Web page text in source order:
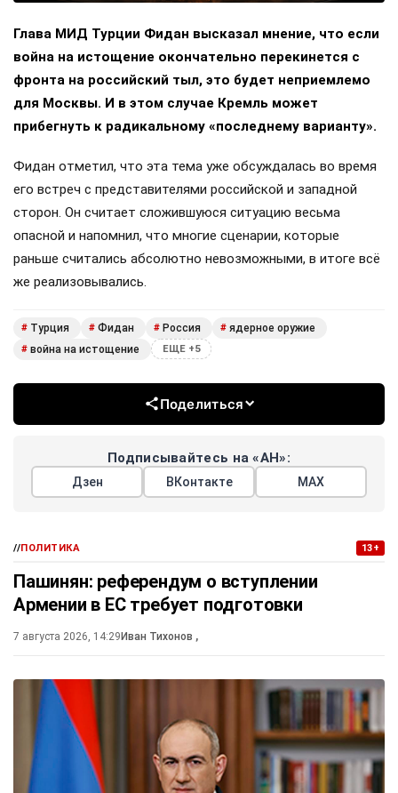
Глава МИД Турции Фидан высказал мнение, что если
война на истощение окончательно перекинется с
фронта на российский тыл, это будет неприемлемо
для Москвы. И в этом случае Кремль может
прибегнуть к радикальному «последнему варианту».
Фидан отметил, что эта тема уже обсуждалась во время
его встреч с представителями российской и западной
сторон. Он считает сложившуюся ситуацию весьма
опасной и напомнил, что многие сценарии, которые
раньше считались абсолютно невозможными, в итоге всё
же реализовывались.
# Турция # Фидан # Россия # ядерное оружие
# война на истощение ЕЩЕ +5
Поделиться
Подписывайтесь на «АН»:
Дзен ВКонтакте МАХ
//ПОЛИТИКА 13+
Пашинян: референдум о вступлении
Армении в ЕС требует подготовки
7 августа 2026, 14:29Иван Тихонов ,